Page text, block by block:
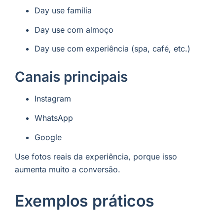
Day use família
Day use com almoço
Day use com experiência (spa, café, etc.)
Canais principais
Instagram
WhatsApp
Google
Use fotos reais da experiência, porque isso
aumenta muito a conversão.
Exemplos práticos